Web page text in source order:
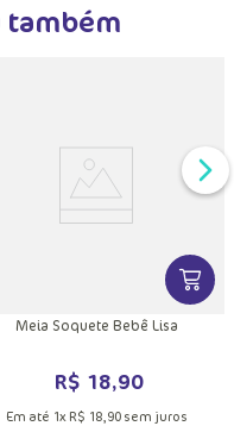
também
DOVER
Meia Soquete Bebê Lisa
R$ 18,90
Em até 1x R$ 18,90sem juros